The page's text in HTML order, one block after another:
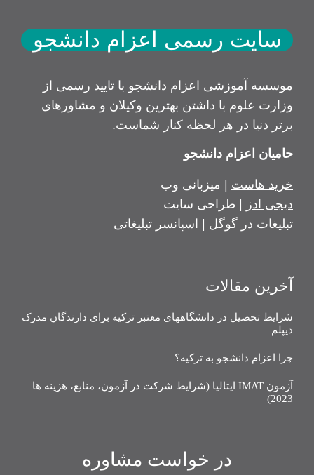
سایت رسمی اعزام دانشجو
موسسه آموزشی اعزام دانشجو با تایید رسمی از
وزارت علوم با داشتن بهترین وکیلان و مشاورهای
برتر دنیا در هر لحظه کنار شماست.
حامیان اعزام دانشجو
خرید هاست | میزبانی وب
دیجی ادز
| طراحی سایت
تبلیغات در گوگل | اسپانسر تبلیغاتی
آخرین مقالات
شرایط تحصیل در دانشگاههای معتبر ترکیه برای دارندگان مدرک
دیپلم
چرا اعزام دانشجو به ترکیه؟
آزمون IMAT ایتالیا (شرایط شرکت در آزمون، منابع، هزینه ها
2023)
در خواست مشاوره